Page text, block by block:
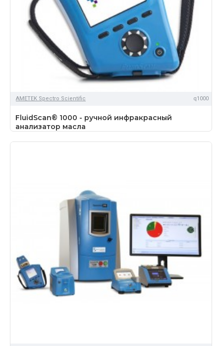
AMETEK Spectro Scientific q1000
FluidScan® 1000 - ручной инфракрасный
анализатор масла